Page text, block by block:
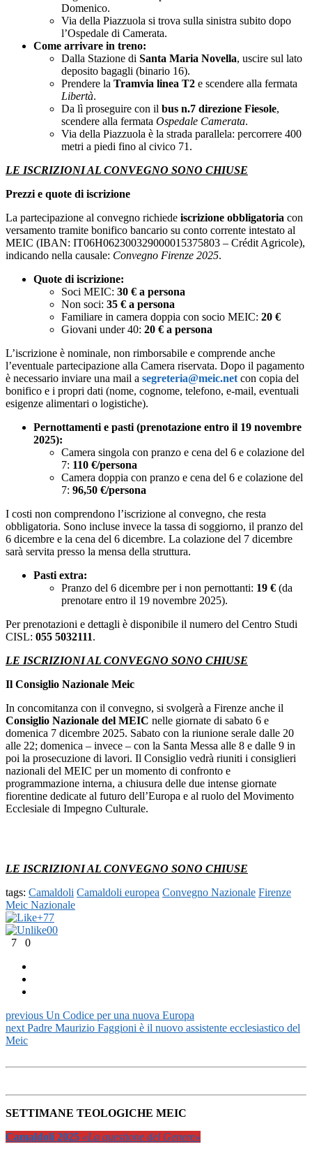
Domenico.
Via della Piazzuola si trova sulla sinistra subito dopo
l’Ospedale di Camerata.
Come arrivare in treno:
Dalla Stazione di Santa Maria Novella, uscire sul lato
deposito bagagli (binario 16).
Prendere la Tramvia linea T2 e scendere alla fermata
Libertà.
Da lì proseguire con il bus n.7 direzione Fiesole,
scendere alla fermata Ospedale Camerata.
Via della Piazzuola è la strada parallela: percorrere 400
metri a piedi fino al civico 71.
LE ISCRIZIONI AL CONVEGNO SONO CHIUSE
Prezzi e quote di iscrizione
La partecipazione al convegno richiede iscrizione obbligatoria con
versamento tramite bonifico bancario su conto corrente intestato al
MEIC (IBAN: IT06H062300329000015375803 – Crédit Agricole),
indicando nella causale: Convegno Firenze 2025.
Quote di iscrizione:
Soci MEIC: 30 € a persona
Non soci: 35 € a persona
Familiare in camera doppia con socio MEIC: 20 €
Giovani under 40: 20 € a persona
L’iscrizione è nominale, non rimborsabile e comprende anche
l’eventuale partecipazione alla Camera riservata. Dopo il pagamento
è necessario inviare una mail a segreteria@meic.net con copia del
bonifico e i propri dati (nome, cognome, telefono, e-mail, eventuali
esigenze alimentari o logistiche).
Pernottamenti e pasti (prenotazione entro il 19 novembre
2025):
Camera singola con pranzo e cena del 6 e colazione del
7: 110 €/persona
Camera doppia con pranzo e cena del 6 e colazione del
7: 96,50 €/persona
I costi non comprendono l’iscrizione al convegno, che resta
obbligatoria. Sono incluse invece la tassa di soggiorno, il pranzo del
6 dicembre e la cena del 6 dicembre. La colazione del 7 dicembre
sarà servita presso la mensa della struttura.
Pasti extra:
Pranzo del 6 dicembre per i non pernottanti: 19 € (da
prenotare entro il 19 novembre 2025).
Per prenotazioni e dettagli è disponibile il numero del Centro Studi
CISL: 055 5032111.
LE ISCRIZIONI AL CONVEGNO SONO CHIUSE
Il Consiglio Nazionale Meic
In concomitanza con il convegno, si svolgerà a Firenze anche il
Consiglio Nazionale del MEIC nelle giornate di sabato 6 e
domenica 7 dicembre 2025. Sabato con la riunione serale dalle 20
alle 22; domenica – invece – con la Santa Messa alle 8 e dalle 9 in
poi la prosecuzione di lavori. Il Consiglio vedrà riuniti i consiglieri
nazionali del MEIC per un momento di confronto e
programmazione interna, a chiusura delle due intense giornate
fiorentine dedicate al futuro dell’Europa e al ruolo del Movimento
Ecclesiale di Impegno Culturale.
LE ISCRIZIONI AL CONVEGNO SONO CHIUSE
tags: Camaldoli Camaldoli europea Convegno Nazionale Firenze
Meic Nazionale
+77
00
7
0
previous Un Codice per una nuova Europa
next Padre Maurizio Faggioni è il nuovo assistente ecclesiastico del
Meic
SETTIMANE TEOLOGICHE MEIC
Camaldoli 2025 «La questione del Genere»